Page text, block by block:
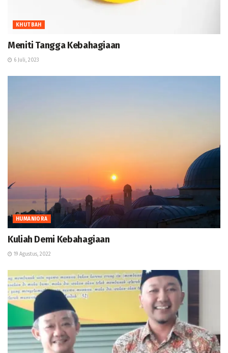
KHUTBAH
Meniti Tangga Kebahagiaan
6 Juli, 2023
HUMANIORA
Kuliah Demi Kebahagiaan
19 Agustus, 2022